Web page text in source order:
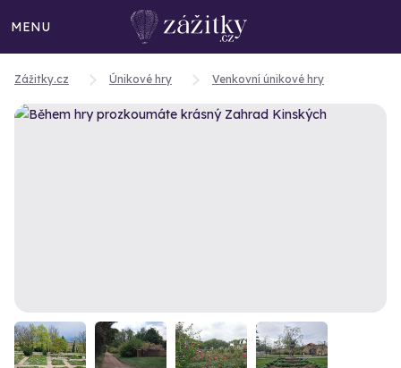
MENU
Zážitky.cz Únikové hry Venkovní únikové hry